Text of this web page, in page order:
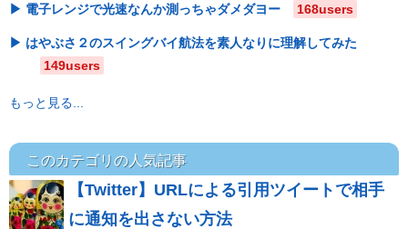
電子レンジで光速なんか測っちゃダメダヨー 168users
はやぶさ２のスイングバイ航法を素人なりに理解してみた
149users
もっと見る...
このカテゴリの人気記事
【Twitter】URLによる引用ツイートで相手
に通知を出さない方法